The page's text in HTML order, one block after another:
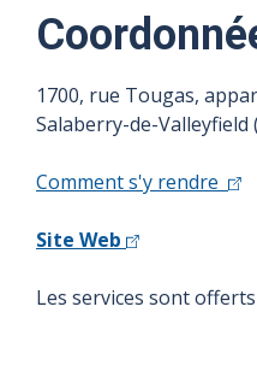
1700, rue Tougas,
Salaberry-de-Valleyfield
Comment s'y rendre
Site Web
Les services sont